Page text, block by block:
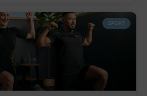
SPORT